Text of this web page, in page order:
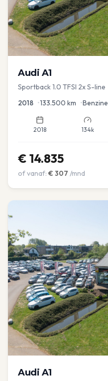
Audi A1
Sportback 1.0 TFSI 2x S-line
2018 •133.500 km •Benzine
2018 134k
€ 14.835
of vanaf: € 307 /mnd
Audi A1